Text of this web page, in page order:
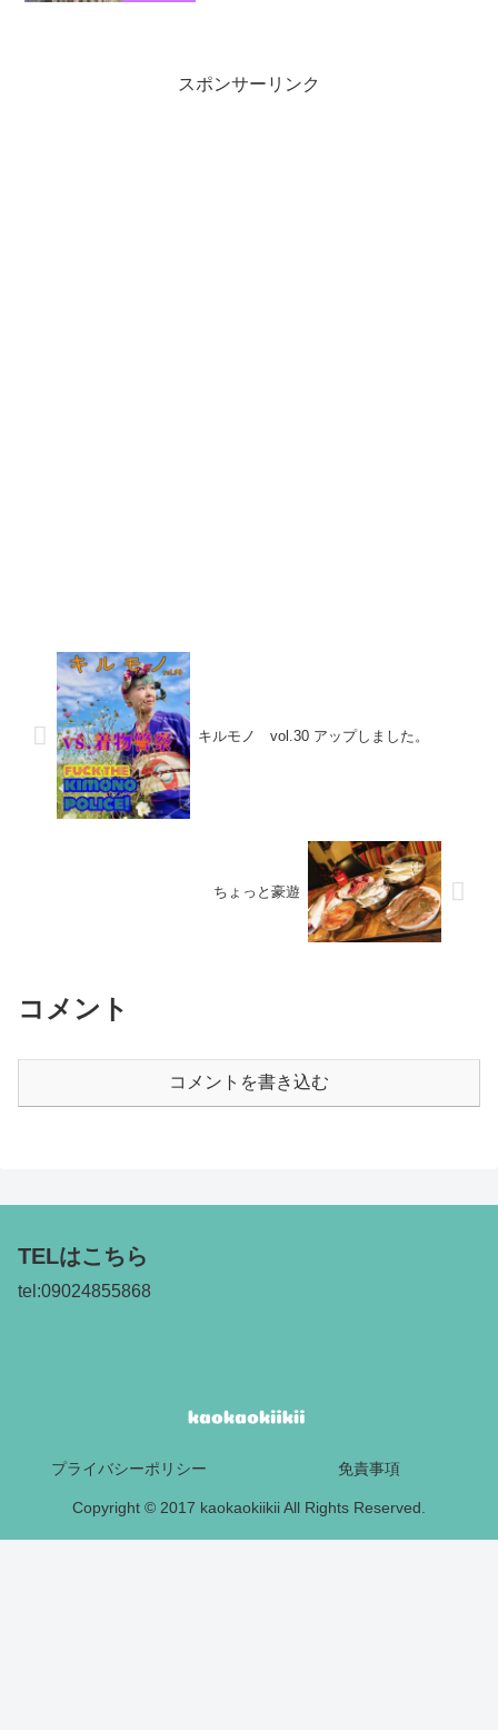
スポンサーリンク
キルモノ vol.30 アップしました。
ちょっと豪遊
コメント
コメントを書き込む
TELはこちら
tel:09024855868
プライバシーポリシー 免責事項
Copyright © 2017 kaokaokiikii All Rights Reserved.